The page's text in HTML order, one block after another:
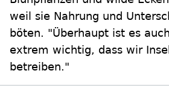
weil sie Nahrung und
böten. "Überhaupt ist es
extrem wichtig, dass wir
betreiben."